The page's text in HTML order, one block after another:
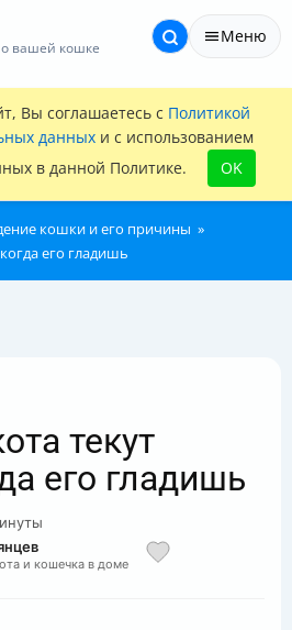
о вашей кошке
Меню
Вы соглашаетесь с Политикой
данных и с использованием
в данной Политике.
OK
кошки и его причины
его гладишь
текут
его гладишь
и кошечка в доме